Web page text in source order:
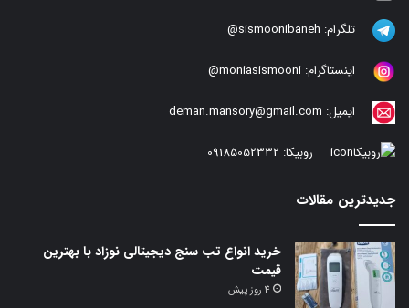
تلگرام: sismoonibaneh@
اینستاگرام: moniasismooni@
ایمیل: deman.mansory@gmail.com
روبیکا: 09185052332
جدیدترین مقالات
خرید انواع تب سنج دیجیتالی نوزاد با بهترین
قیمت
4 روز پیش